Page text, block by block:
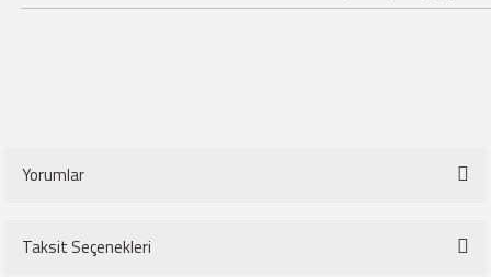
Yorumlar
Taksit Seçenekleri